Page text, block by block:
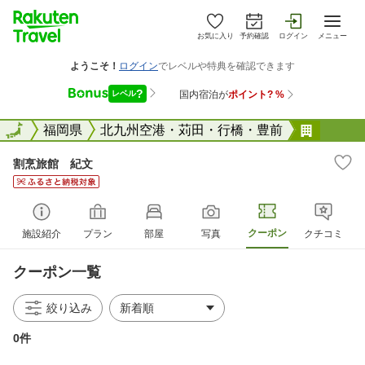
お気に入り 予約確認 ログイン メニュー
全国福岡県 北九州空港・苅田・行橋・豊前
全国
割烹旅館 紀文
施設紹介 プラン 部屋 写真 クーポン クチコミ
クーポン一覧
絞り込み
0件